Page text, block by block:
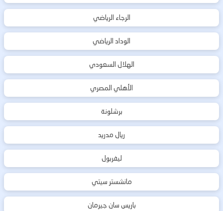
الرجاء الرياضي
الوداد الرياضي
الهلال السعودي
الأهلي المصري
برشلونة
ريال مدريد
ليفربول
مانشستر سيتي
باريس سان جيرمان